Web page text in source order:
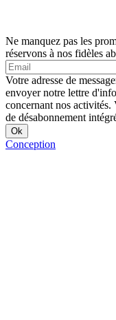
Ne manquez pas les
réservons à nos fidèles
Votre adresse de
envoyer notre lettre
concernant nos
de désabonnement
Conception